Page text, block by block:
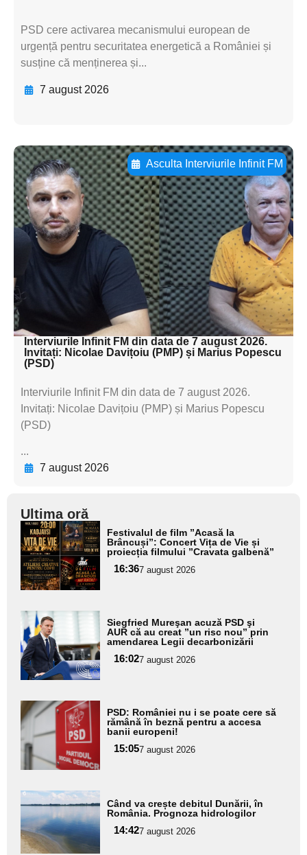
PSD cere activarea mecanismului european de
urgență pentru securitatea energetică a României și
susține că menținerea și...
7 august 2026
Asculta Interviurile Infinit FM
Adaugă aici textul pentru
subtitluAdaugă aici
textul pentru
subtitluAdaugă aici
textul pentru
subtitluAdaugă aici
textul pentru subti
Interviurile Infinit FM din data de 7 august 2026.
Invitați: Nicolae Davițoiu (PMP) și Marius Popescu
(PSD)
Interviurile Infinit FM din data de 7 august 2026.
Invitați: Nicolae Davițoiu (PMP) și Marius Popescu
(PSD)
...
7 august 2026
Ultima oră
Adaugă
aici textul
pentru
subtitlu
Festivalul de film ”Acasă la
Brâncuși”: Concert Vița de Vie și
proiecția filmului ”Cravata galbenă”
16:367 august 2026
Adaugă
aici textul
pentru
subtitlu
Siegfried Mureşan acuză PSD şi
AUR că au creat ”un risc nou” prin
amendarea Legii decarbonizării
16:027 august 2026
Adaugă
aici textul
pentru
subtitlu
PSD: României nu i se poate cere să
rămână în beznă pentru a accesa
banii europeni!
15:057 august 2026
Adaugă
aici textul
pentru
subtitlu
Când va crește debitul Dunării, în
România. Prognoza hidrologilor
14:427 august 2026